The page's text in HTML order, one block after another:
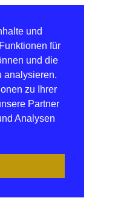
und
für
und die
analysieren.
zu Ihrer
Partner
Analysen